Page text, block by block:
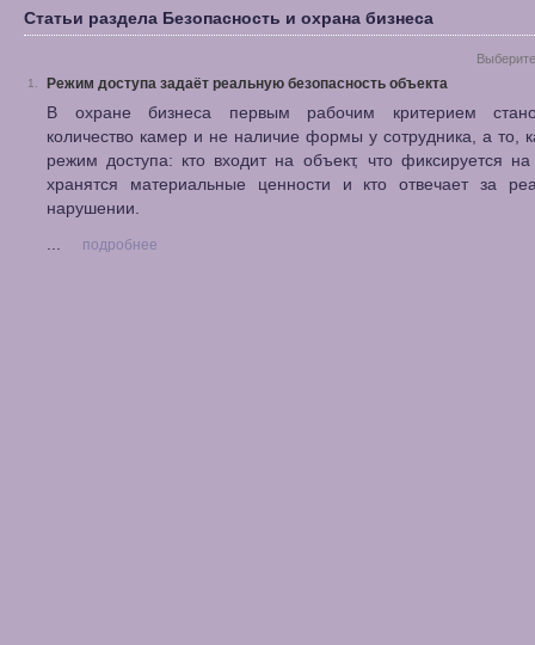
Статьи раздела Безопасность и охрана бизнеса
1. Режим доступа задаёт реальную безопасность объекта
В охране бизнеса первым рабочим критерием
количество камер и не наличие формы у сотрудника, а то,
режим доступа: кто входит на объект, что фиксируется на
хранятся материальные ценности и кто отвечает за
нарушении.
...
подробнее